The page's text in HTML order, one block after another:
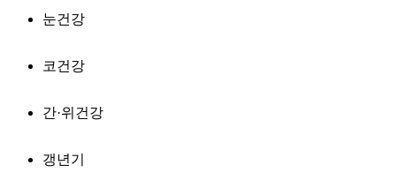
눈건강
코건강
간·위건강
갱년기